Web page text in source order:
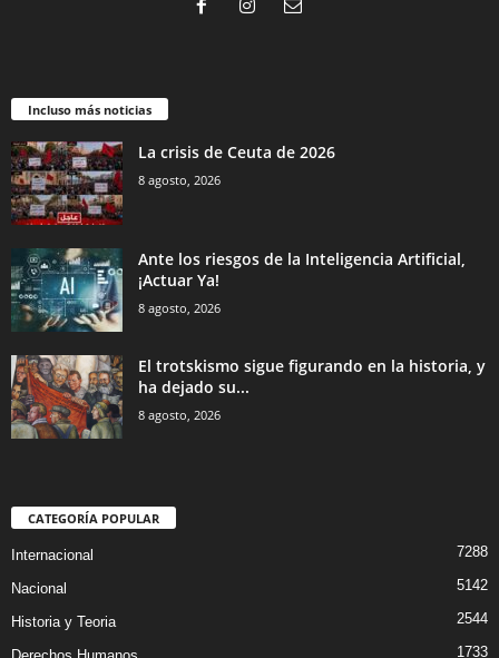
Incluso más noticias
La crisis de Ceuta de 2026
8 agosto, 2026
Ante los riesgos de la Inteligencia Artificial,
¡Actuar Ya!
8 agosto, 2026
El trotskismo sigue figurando en la historia, y
ha dejado su...
8 agosto, 2026
CATEGORÍA POPULAR
Internacional 7288
Nacional 5142
Historia y Teoria 2544
1733